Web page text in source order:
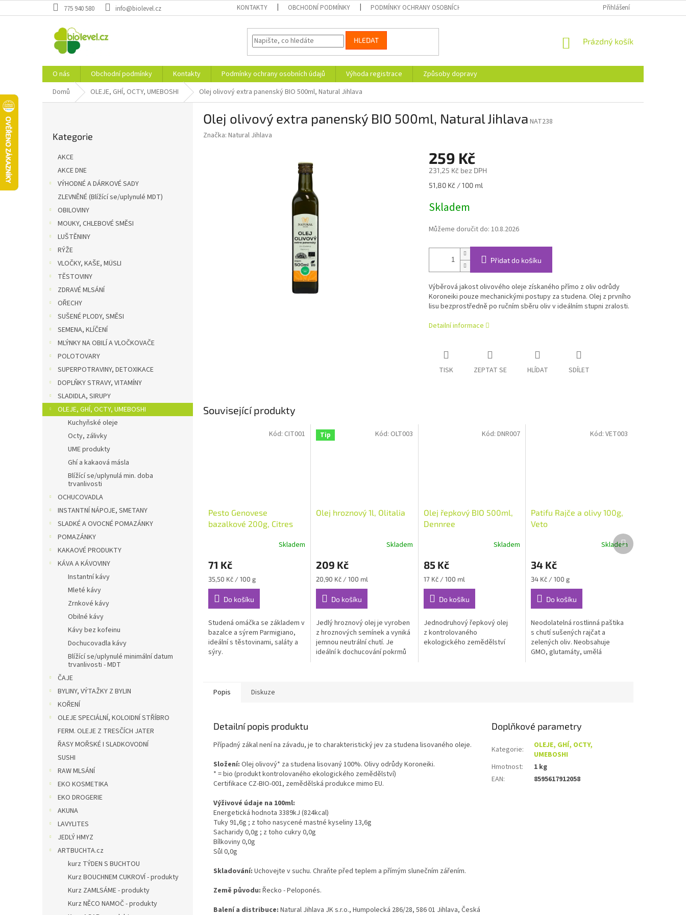
na
775 940 580 info@biolevel.cz KONTAKTY OBCHODNÍ PODMÍNKY PODMÍNKY OCHRANY OSOBNÍCH ÚDAJŮ Přihlášení
HLEDAT
NÁKUPNÍ
Prázdný košík
O nás Obchodní podmínky Kontakty Podmínky ochrany osobních údajů Výhoda registrace
Způsoby dopravy
Domů
OLEJE, GHÍ, OCTY, UMEBOSHI Olej olivový extra panenský BIO 500ml, Natural Jihlava
kategorie
Kategorie
AKCE
AKCE DNE
VÝHODNÉ A DÁRKOVÉ SADY
ZLEVNĚNÉ (Blížící se/uplynulé MDT)
OBILOVINY
MOUKY, CHLEBOVÉ SMĚSI
LUŠTĚNINY
RÝŽE
VLOČKY, KAŠE, MÜSLI
TĚSTOVINY
ZDRAVÉ MLSÁNÍ
OŘECHY
SUŠENÉ PLODY, SMĚSI
SEMENA, KLÍČENÍ
MLÝNKY NA OBILÍ A VLOČKOVAČE
POLOTOVARY
SUPERPOTRAVINY, DETOXIKACE
DOPLŇKY STRAVY, VITAMÍNY
SLADIDLA, SIRUPY
OLEJE, GHÍ, OCTY, UMEBOSHI
Kuchyňské oleje
Octy, zálivky
UME produkty
Ghí a kakaová másla
Blížící se/uplynulá min. doba
trvanlivosti
OCHUCOVADLA
INSTANTNÍ NÁPOJE, SMETANY
SLADKÉ A OVOCNÉ POMAZÁNKY
POMAZÁNKY
KAKAOVÉ PRODUKTY
KÁVA A KÁVOVINY
Instantní kávy
Mleté kávy
Zrnkové kávy
Obilné kávy
Kávy bez kofeinu
Dochucovadla kávy
Blížící se/uplynulé minimální datum
trvanlivosti - MDT
ČAJE
BYLINY, VÝTAŽKY Z BYLIN
KOŘENÍ
OLEJE SPECIÁLNÍ, KOLOIDNÍ STŘÍBRO
FERM. OLEJE Z TRESČÍCH JATER
ŘASY MOŘSKÉ I SLADKOVODNÍ
SUSHI
RAW MLSÁNÍ
EKO KOSMETIKA
EKO DROGERIE
AKUNA
LAVYLITES
JEDLÝ HMYZ
ARTBUCHTA.cz
kurz TÝDEN S BUCHTOU
Kurz BOUCHNEM CUKROVÍ - produkty
Kurz ZAMLSÁME - produkty
Kurz NĚCO NAMOČ - produkty
Olej olivový extra panenský BIO 500ml, Natural Jihlava NAT238
Značka: Natural Jihlava
259 Kč
231,25 Kč bez DPH
Měrná
51,80 Kč / 100 ml
Skladem
Můžeme doručit do: 10.8.2026
Přidat do košíku
Výběrová jakost olivového oleje získaného přímo z oliv odrůdy
Koroneiki pouze mechanickými postupy za studena. Olej z prvního
lisu bezprostředně po ručním sběru oliv v ideálním stupni zralosti.
Detailní informace
TISK ZEPTAT SE HLÍDAT SDÍLET
Související produkty
Pesto Genovese
bazalkové 200g, Citres
Skladem
71 Kč
Měrná
cena:
35,50 Kč / 100 g
Do košíku
Studená omáčka se základem v
bazalce a sýrem Parmigiano,
ideální s těstovinami, saláty a
sýry.
Kód: CIT001 Tip
Olej hroznový 1l, Olitalia
Skladem
209 Kč
Měrná
cena:
20,90 Kč / 100 ml
Do košíku
Jedlý hroznový olej je vyroben
z hroznových semínek a vyniká
jemnou neutrální chutí. Je
ideální k dochucování pokrmů
Kód: OLT003
Olej řepkový BIO 500ml,
Dennree
Skladem
85 Kč
Měrná
cena:
17 Kč / 100 ml
Do košíku
Jednodruhový řepkový olej
z kontrolovaného
ekologického zemědělství
Kód:DNR007
Patifu Rajče a olivy 100g,
Veto
Skladem
34 Kč
Měrná
cena:
34 Kč / 100 g
Do košíku
Neodolatelná rostlinná paštika
s chutí sušených rajčat a
zelených oliv. Neobsahuje
GMO, glutamáty, umělá
Kód: VET003
Další
produkt
Popis Diskuze
Detailní popis produktu
Případný zákal není na závadu, je to charakteristický jev za studena lisovaného oleje.
Složení: Olej olivový* za studena lisovaný 100%. Olivy odrůdy Koroneiki.
* = bio (produkt kontrolovaného ekologického zemědělství)
Certifikace CZ-BIO-001, zemědělská produkce mimo EU.
Výživové údaje na 100ml:
Energetická hodnota 3389kJ (824kcal)
Tuky 91,6g ; z toho nasycené mastné kyseliny 13,6g
Sacharidy 0,0g ; z toho cukry 0,0g
Bílkoviny 0,0g
Sůl 0,0g
Skladování: Uchovejte v suchu. Chraňte před teplem a přímým slunečním zářením.
Země původu: Řecko - Peloponés.
Balení a distribuce: Natural Jihlava JK s.r.o., Humpolecká 286/28, 586 01 Jihlava, Česká
Doplňkové parametry
Kategorie:
OLEJE, GHÍ, OCTY,
UMEBOSHI
Hmotnost:
1 kg
EAN: 8595617912058